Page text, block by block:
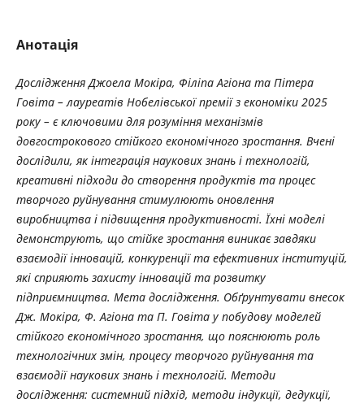
Анотація
Дослідження Джоела Мокіра, Філіпа Агіона та Пітера
Говіта – лауреатів Нобелівської премії з економіки 2025
року – є ключовими для розуміння механізмів
довгострокового стійкого економічного зростання. Вчені
дослідили, як інтеграція наукових знань і технологій,
креативні підходи до створення продуктів та процес
творчого руйнування стимулюють оновлення
виробництва і підвищення продуктивності. Їхні моделі
демонструють, що стійке зростання виникає завдяки
взаємодії інновацій, конкуренції та ефективних інституцій,
які сприяють захисту інновацій та розвитку
підприємництва. Мета дослідження. Обґрунтувати внесок
Дж. Мокіра, Ф. Агіона та П. Говіта у побудову моделей
стійкого економічного зростання, що пояснюють роль
технологічних змін, процесу творчого руйнування та
взаємодії наукових знань і технологій. Методи
дослідження: системний підхід, методи індукції, дедукції,